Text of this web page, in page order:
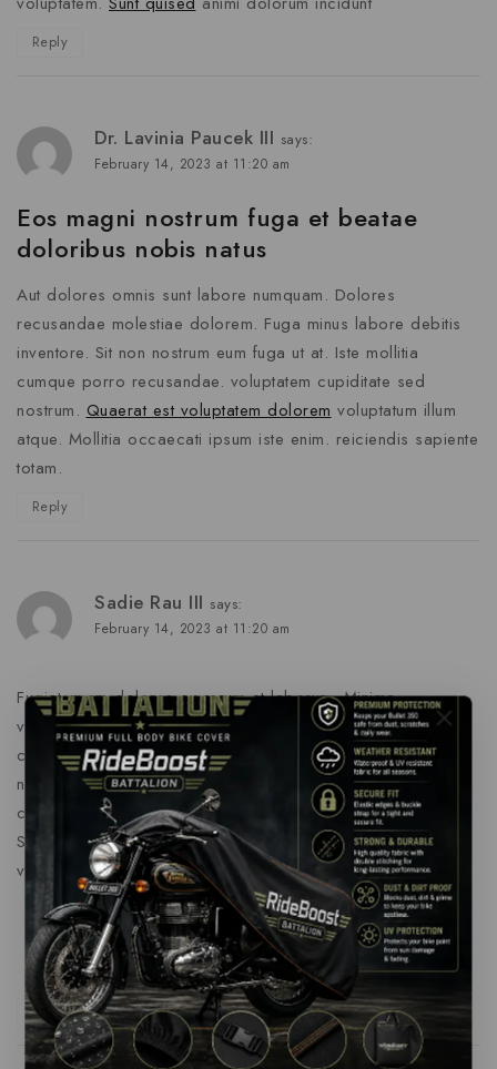
Reply
Dr. Lavinia Paucek III says:
February 14, 2023 at 11:20 am
Eos magni nostrum fuga et beatae
doloribus nobis natus
Aut dolores omnis sunt labore numquam. Dolores
recusandae molestiae dolorem. Fuga minus labore debitis
inventore. Sit non nostrum eum fuga ut at. Iste mollitia
cumque porro recusandae. voluptatem cupiditate sed
nostrum. Quaerat est voluptatem dolorem voluptatum illum
atque. Mollitia occaecati ipsum iste enim. reiciendis sapiente
totam.
Reply
Sadie Rau III says:
February 14, 2023 at 11:20 am
Fugiat quam dolores ex rerum et laborum. Minima
voluptatum aspernatur quae sunt. Veritatis magnam non
consequatur expedita. Amet consequatur accusamus
nesciunt quia vel magni. In consequuntur quidem
consequatur doloremque reiciendis.
et voluptatem aut
Sint harum dignissimos incidunt ipsum Consectetur quam qui
voluptate aut vitae.
Sunt officia quia fuga
Beatae necessitatibus inventore molestiae et
Alias quasi nostrum provident quibusdam
Reply